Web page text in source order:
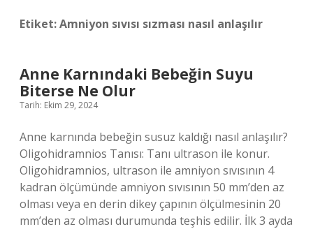
Etiket:Amniyon sıvısı sızması nasıl anlaşılır
Anne Karnındaki Bebeğin Suyu
Biterse Ne Olur
Tarih: Ekim 29, 2024
Anne karnında bebeğin susuz kaldığı nasıl anlaşılır?
Oligohidramnios Tanısı: Tanı ultrason ile konur.
Oligohidramnios, ultrason ile amniyon sıvısının 4
kadran ölçümünde amniyon sıvısının 50 mm’den az
olması veya en derin dikey çapının ölçülmesinin 20
mm’den az olması durumunda teşhis edilir. İlk 3 ayda